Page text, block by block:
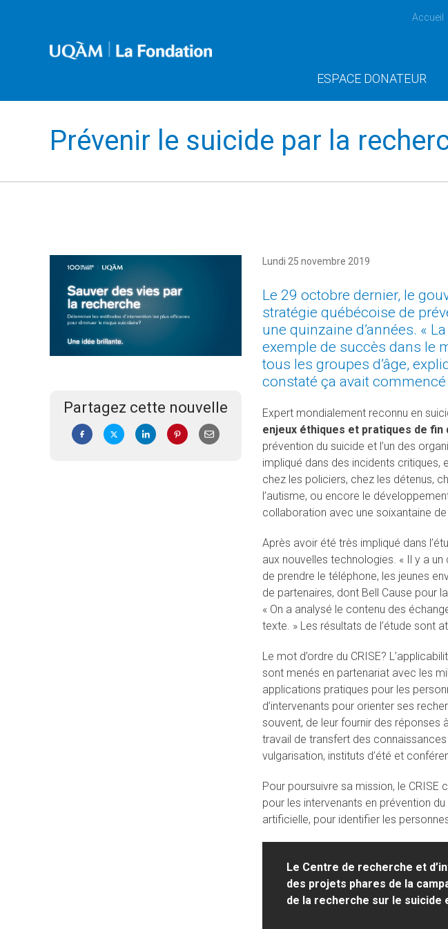
Accueil
ESPACE DONATEUR
Prévenir le suicide par la
Partagez cette nouvelle
Lundi 25 novembre 2019
Le 29 octobre dernier, le
stratégie québécoise de
une quinzaine d’années. «
exemple de succès dans le
tous les groupes d’âge,
constaté ça avait commencé
Expert mondialement reconnu en
enjeux éthiques et pratiques de fin
prévention du suicide et l’un des
impliqué dans des incidents critiques,
chez les policiers, chez les détenus,
l’autisme, ou encore le
collaboration avec une soixantaine
Après avoir été très impliqué dans
aux nouvelles technologies. « Il y a
de prendre le téléphone, les jeunes
de partenaires, dont Bell Cause pour
« On a analysé le contenu des
texte. » Les résultats de l’étude sont
Le mot d’ordre du CRISE?
sont menés en partenariat avec les
applications pratiques pour les
d’intervenants pour orienter ses
souvent, de leur fournir des réponses
travail de transfert des
vulgarisation, instituts d’été et
Pour poursuivre sa mission, le
pour les intervenants en prévention
artificielle, pour identifier les
Le Centre de recherche et
des projets phares de la
de la recherche sur le suicide